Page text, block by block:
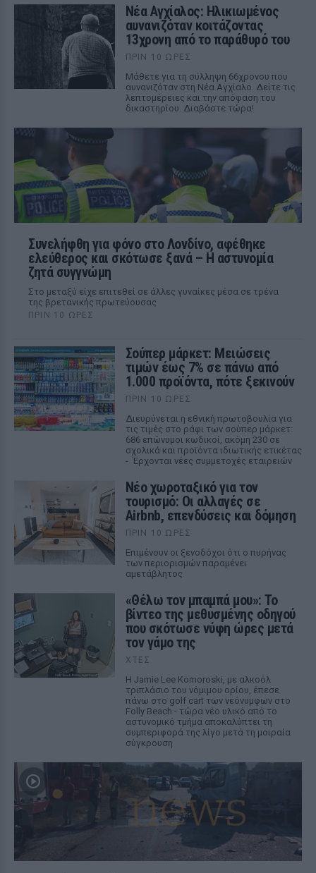
Νέα Αγχίαλος: Ηλικιωμένος
αυνανιζόταν κοιτάζοντας
13χρονη από το παράθυρό του
ΠΡΙΝ 10 ΏΡΕΣ
Μάθετε για τη σύλληψη 66χρονου που
αυνανιζόταν στη Νέα Αγχίαλο. Δείτε τις
λεπτομέρειες και την απόφαση του
δικαστηρίου. Διαβάστε τώρα!
Συνελήφθη για φόνο στο Λονδίνο, αφέθηκε
ελεύθερος και σκότωσε ξανά – Η αστυνομία
ζητά συγγνώμη
Στο μεταξύ είχε επιτεθεί σε άλλες γυναίκες μέσα σε τρένα
της βρετανικής πρωτεύουσας
ΠΡΙΝ 10 ΏΡΕΣ
Σούπερ μάρκετ: Μειώσεις
τιμών έως 7% σε πάνω από
1.000 προϊόντα, πότε ξεκινούν
ΠΡΙΝ 10 ΏΡΕΣ
Διευρύνεται η εθνική πρωτοβουλία για
τις τιμές στο ράφι των σούπερ μάρκετ:
686 επώνυμοι κωδικοί, ακόμη 230 σε
σχολικά και προϊόντα ιδιωτικής ετικέτας
- Έρχονται νέες συμμετοχές εταιρειών
Νέο χωροταξικό για τον
τουρισμό: Οι αλλαγές σε
Airbnb, επενδύσεις και δόμηση
ΠΡΙΝ 10 ΏΡΕΣ
Επιμένουν οι ξενοδόχοι ότι ο πυρήνας
των περιορισμών παραμένει
αμετάβλητος
«Θέλω τον μπαμπά μου»: Το
βίντεο της μεθυσμένης οδηγού
που σκότωσε νύφη ώρες μετά
τον γάμο της
ΧΤΕΣ
Η Jamie Lee Komoroski, με αλκοόλ
τριπλάσιο του νόμιμου ορίου, έπεσε
πάνω στο golf cart των νεόνυμφων στο
Folly Beach - τώρα νέο υλικό από το
αστυνομικό τμήμα αποκαλύπτει τη
συμπεριφορά της λίγο μετά τη μοιραία
σύγκρουση